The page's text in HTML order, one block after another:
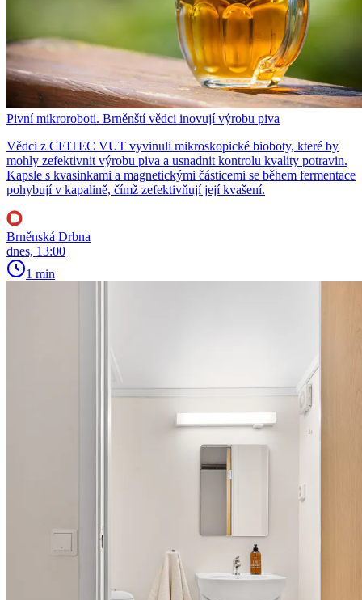
Pivní mikroroboti. Brněnští vědci inovují výrobu piva
Vědci z CEITEC VUT vyvinuli mikroskopické bioboty, které by
mohly zefektivnit výrobu piva a usnadnit kontrolu kvality potravin.
Kapsle s kvasinkami a magnetickými částicemi se během fermentace
pohybují v kapalině, čímž zefektivňují její kvašení.
Brněnská Drbna
dnes, 13:00
1 min